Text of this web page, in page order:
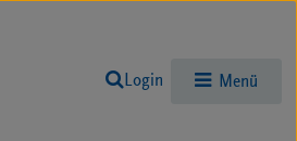
Login Menü